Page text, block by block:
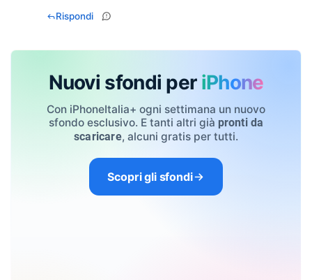
Rispondi
Nuovi sfondi per iPhone
Con iPhoneItalia+ ogni settimana un nuovo
sfondo esclusivo. E tanti altri già pronti da
scaricare, alcuni gratis per tutti.
Scopri gli sfondi